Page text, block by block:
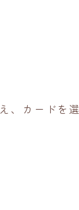
、カードを